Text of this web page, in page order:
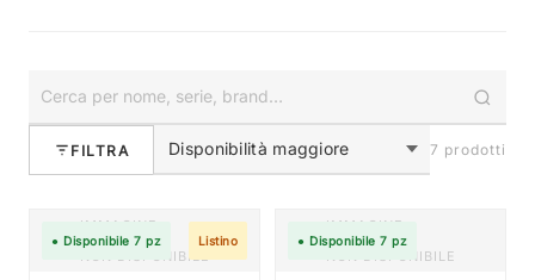
FILTRA 7 prodotti
IMMAGINE
NON DISPONIBILE
● Disponibile 7 pz Listino
IMMAGINE
NON DISPONIBILE
● Disponibile 7 pz